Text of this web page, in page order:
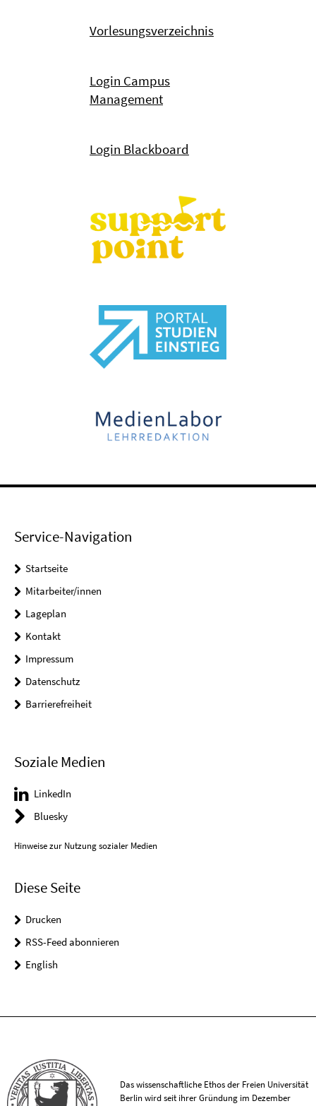
Vorlesungsverzeichnis
Login Campus
Management
Login Blackboard
Service-Navigation
Startseite
Mitarbeiter/innen
Lageplan
Kontakt
Impressum
Datenschutz
Barrierefreiheit
Soziale Medien
LinkedIn
Bluesky
Hinweise zur Nutzung sozialer Medien
Diese Seite
Drucken
RSS-Feed abonnieren
English
Das wissenschaftliche Ethos der Freien Universität
Berlin wird seit ihrer Gründung im Dezember